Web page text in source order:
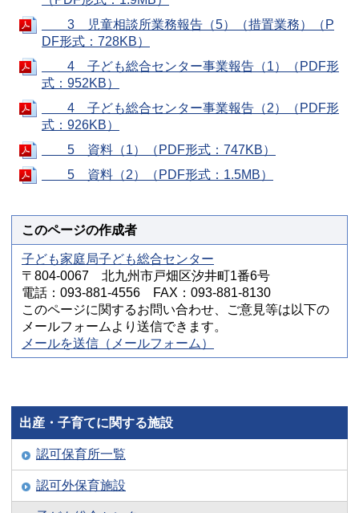
3 児童相談所業務報告（5）（措置業務）（P
DF形式：728KB）
4 子ども総合センター事業報告（1）（PDF形
式：952KB）
4 子ども総合センター事業報告（2）（PDF形
式：926KB）
5 資料（1）（PDF形式：747KB）
5 資料（2）（PDF形式：1.5MB）
このページの作成者
子ども家庭局子ども総合センター
〒804-0067 北九州市戸畑区汐井町1番6号
電話：093-881-4556 FAX：093-881-8130
このページに関するお問い合わせ、ご意見等は以下の
メールフォームより送信できます。
メールを送信（メールフォーム）
出産・子育てに関する施設
認可保育所一覧
認可外保育施設